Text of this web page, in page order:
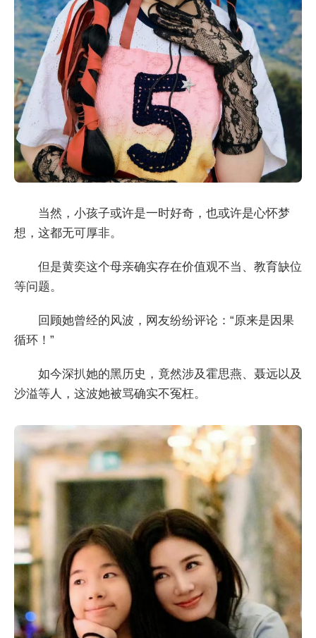
当然，小孩子或许是一时好奇，也或许是心怀梦
想，这都无可厚非。
但是黄奕这个母亲确实存在价值观不当、教育缺位
等问题。
回顾她曾经的风波，网友纷纷评论：“原来是因果
循环！”
如今深扒她的黑历史，竟然涉及霍思燕、聂远以及
沙溢等人，这波她被骂确实不冤枉。